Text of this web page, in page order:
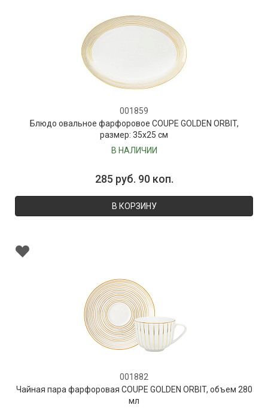
001859
Блюдо овальное фарфоровое COUPE GOLDEN ORBIT,
размер: 35х25 см
В НАЛИЧИИ
285 руб. 90 коп.
В КОРЗИНУ
001882
Чайная пара фарфоровая COUPE GOLDEN ORBIT, объем 280
мл